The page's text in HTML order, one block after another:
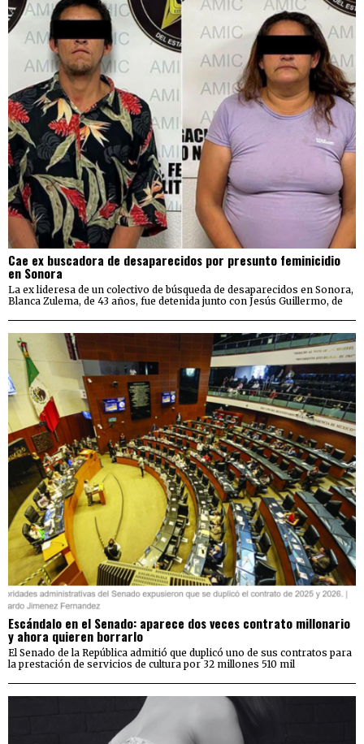
Cae ex buscadora de desaparecidos por presunto feminicidio
en Sonora
La ex lideresa de un colectivo de búsqueda de desaparecidos en Sonora,
Blanca Zulema, de 43 años, fue detenida junto con Jesús Guillermo, de
Escándalo en el Senado: aparece dos veces contrato millonario
y ahora quieren borrarlo
El Senado de la República admitió que duplicó uno de sus contratos para
la prestación de servicios de cultura por 32 millones 510 mil